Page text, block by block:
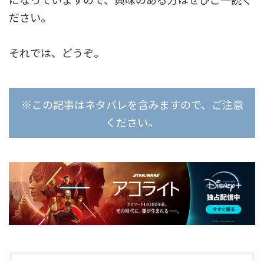
ださい。
それでは、どうぞ。
※この記事はネタバレを含みますので、ご注意
ください。